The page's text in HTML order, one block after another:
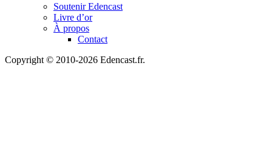
Soutenir Edencast
Livre d’or
À propos
Contact
Copyright © 2010-2026 Edencast.fr.